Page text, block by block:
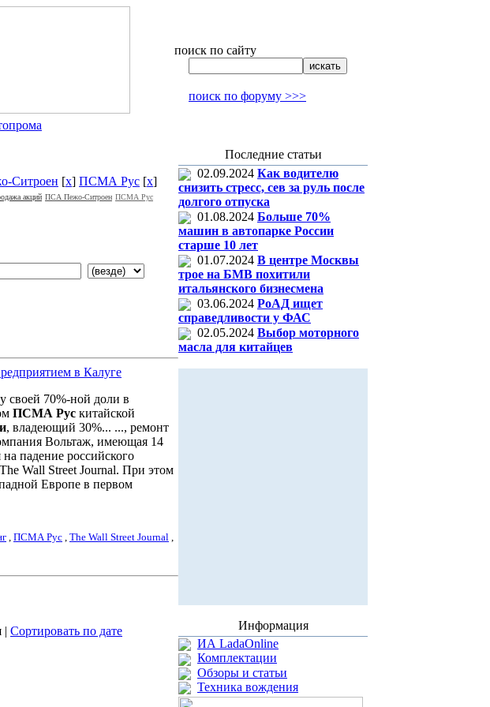
поиск по сайту
поиск по форуму >>>
Ситроен [x] ПСМА Рус [x]
акций ПСА Пежо-Ситроен ПСМА Рус
в Калуге
своей 70%-ной доли в
ПСМА Рус китайской
, владеющий 30%... ..., ремонт
Вольтаж, имеющая 14
падение российского
Wall Street Journal. При этом
Европе в первом
, ПСМА Рус , The Wall Street Journal ,
| Сортировать по дате
Последние статьи
02.09.2024 Как водителю
снизить стресс, сев за руль после
долгого отпуска
01.08.2024 Больше 70%
машин в автопарке России
старше 10 лет
01.07.2024 В центре Москвы
трое на БМВ похитили
итальянского бизнесмена
03.06.2024 РоАД ищет
справедливости у ФАС
02.05.2024 Выбор моторного
масла для китайцев
Информация
ИА LadaOnline
Комплектации
Обзоры и статьи
Техника вождения